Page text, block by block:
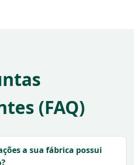
(FAQ)
a sua fábrica possui